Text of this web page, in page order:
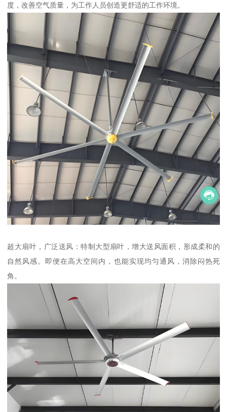
度，改善空气质量，为工作人员创造更舒适的工作环境。
超大扇叶，广泛送风：特制大型扇叶，增大送风面积，形成柔和的
自然风感。即便在高大空间内，也能实现均匀通风，消除闷热死
角。